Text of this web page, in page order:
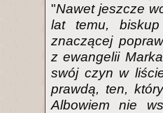
"Nawet jeszcze
lat temu, biskup
znaczącej
z ewangelii
swój czyn w
prawdą, ten,
Albowiem nie